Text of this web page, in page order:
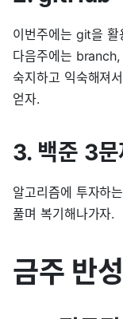
이번주에는 git을 활
다음주에는
숙지하고 익숙해져
얻자.
3. 백준 3문
알고리즘에 투자하
풀며 복기해나가자.
금주 반성